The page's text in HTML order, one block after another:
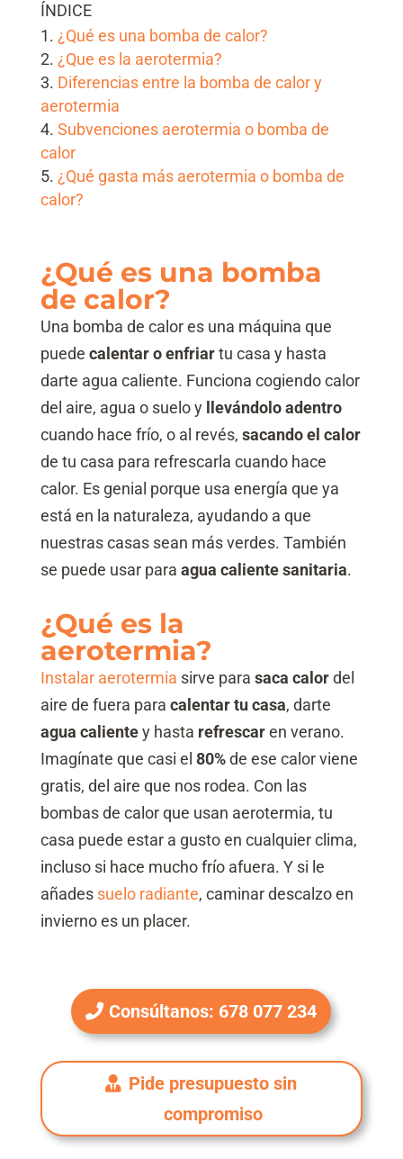
ÍNDICE
¿Qué es una bomba de calor?
¿Que es la aerotermia?
Diferencias entre la bomba de calor y
aerotermia
Subvenciones aerotermia o bomba de
calor
¿Qué gasta más aerotermia o bomba de
calor?
¿Qué es una bomba
de calor?
Una bomba de calor es una máquina que
puede calentar o enfriartu casa y hasta
darte agua caliente. Funciona cogiendo calor
del aire, agua o suelo yllevándolo adentro
cuando hace frío, o al revés, sacando el calor
de tu casa para refrescarla cuando hace
calor. Es genial porque usa energía que ya
está en la naturaleza, ayudando a que
nuestras casas sean más verdes. También
se puede usar para agua caliente sanitaria.
¿Qué es la
aerotermia?
Instalar aerotermia sirve para saca calordel
aire de fuera para calentar tu casa, darte
agua calientey hasta refrescaren verano.
Imagínate que casi el 80%de ese calor viene
gratis, del aire que nos rodea. Con las
bombas de calor que usan aerotermia, tu
casa puede estar a gusto en cualquier clima,
incluso si hace mucho frío afuera. Y si le
añades suelo radiante, caminar descalzo en
invierno es un placer.
Consúltanos: 678 077 234
Pide presupuesto sin
compromiso